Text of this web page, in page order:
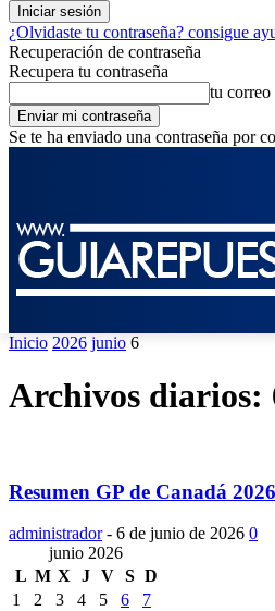
¿Olvidaste tu contraseña? consigue
Recuperación de contraseña
Recupera tu contraseña
tu correo
Se te ha enviado una contraseña por
Inicio 2026 junio 6
Archivos diarios:
Resumen GP de Canadá
administrador - 6 de junio de 2026 0
junio 2026
L M X J V S D
1
2 3 4 5 6
7